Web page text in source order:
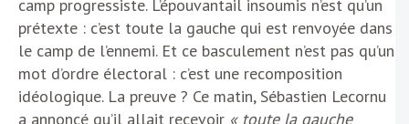
camp progressiste. L’épouvantail insoumis n’est qu’un
prétexte : c’est toute la gauche qui est renvoyée dans
le camp de l’ennemi. Et ce basculement n’est pas qu’un
mot d’ordre électoral : c’est une recomposition
idéologique. La preuve ? Ce matin, Sébastien Lecornu
a annoncé qu’il allait recevoir « toute la gauche